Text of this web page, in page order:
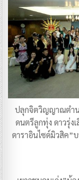
ปลุกจิตวิญญาณตำน
ดนตรีลูกทุ่ง ดาวรุ่ง
ดาราอินไซด์มิวสิค”